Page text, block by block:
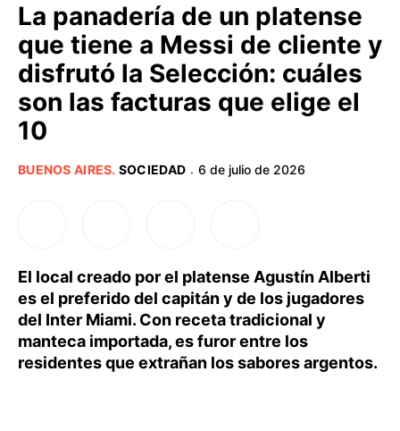
BUENOS AIRES
PROVINCIAS
La panadería de un platense
que tiene a Messi de cliente y
disfrutó la Selección: cuáles
son las facturas que elige el
10
BUENOS AIRES. SOCIEDAD · 6 de julio de 2026
El local creado por el platense Agustín Alberti
es el preferido del capitán y de los jugadores
del Inter Miami. Con receta tradicional y
manteca importada, es furor entre los
residentes que extrañan los sabores argentos.